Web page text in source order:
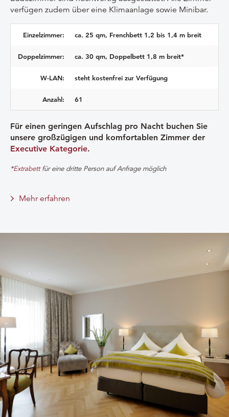
verfügen zudem über eine Klimaanlage sowie Minibar.
Einzelzimmer: ca. 25 qm, Frenchbett 1,2 bis 1,4 m breit
Doppelzimmer: ca. 30 qm, Doppelbett 1,8 m breit*
W-LAN: steht kostenfrei zur Verfügung
Anzahl: 61
Für einen geringen Aufschlag pro Nacht buchen Sie
unsere großzügigen und komfortablen Zimmer der
Executive Kategorie.
*Extrabettfür eine dritte Person auf Anfrage möglich
Mehr erfahren